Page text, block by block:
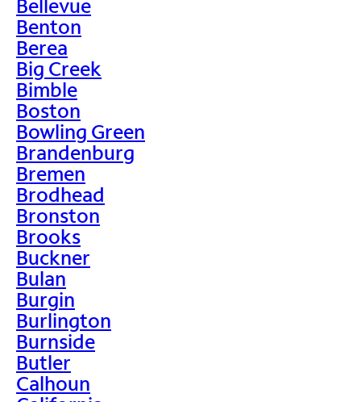
Bellevue
Benton
Berea
Big Creek
Bimble
Boston
Bowling Green
Brandenburg
Bremen
Brodhead
Bronston
Brooks
Buckner
Bulan
Burgin
Burlington
Burnside
Butler
Calhoun